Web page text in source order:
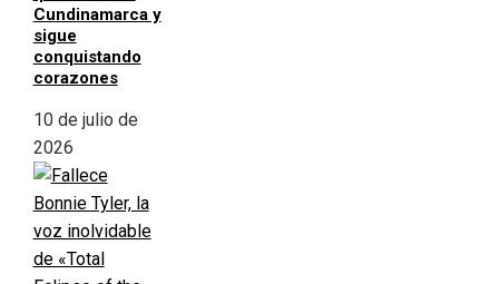
Cundinamarca y
sigue
conquistando
corazones
10 de julio de
2026